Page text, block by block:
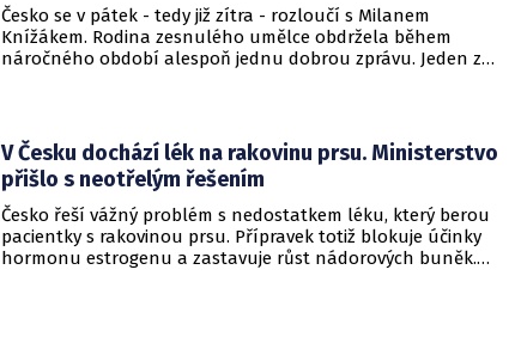
Česko se v pátek - tedy již zítra - rozloučí s Milanem
Knížákem. Rodina zesnulého umělce obdržela během
náročného období alespoň jednu dobrou zprávu. Jeden z
V Česku dochází lék na rakovinu prsu. Ministerstvo
přišlo s neotřelým řešením
Česko řeší vážný problém s nedostatkem léku, který berou
pacientky s rakovinou prsu. Přípravek totiž blokuje účinky
hormonu estrogenu a zastavuje růst nádorových buněk.